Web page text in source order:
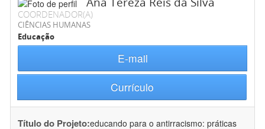
COORDENADOR(A)
CIÊNCIAS HUMANAS
Educação
E-mail
Currículo
Título do Projeto:educando para o antirracismo: práticas